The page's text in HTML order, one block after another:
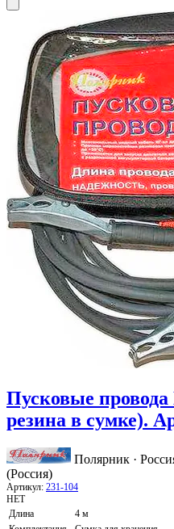
Пусковые
резина в сумке).
Полярник ·
(Россия)
Артикул: 231-104
НЕТ
Длина
4 м